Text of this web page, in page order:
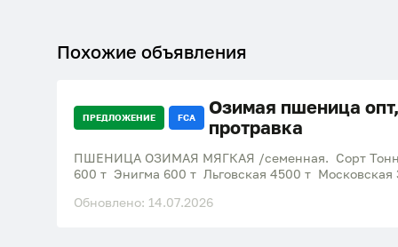
Похожие объявления
ПРЕДЛОЖЕНИЕ FCA
Озимая пшеница опт,
протравка
ПШЕНИЦА ОЗИМАЯ МЯГКАЯ /семенная. Сорт Тонн
600 т Энигма 600 т Льговская 4500 т
Московская 56 380 т Тимирязевка 150 260 т
Обновлено: 14.07.2026